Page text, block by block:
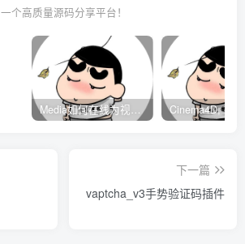
一个高质量源码分享平台！
Media如何在线为视频自动添加字幕？
下一篇
vaptcha_v3手势验证码插件